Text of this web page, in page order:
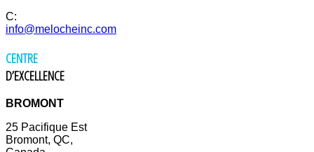
C:
info@melocheinc.com
CENTRE
D’EXCELLENCE
BROMONT
25 Pacifique Est
Bromont, QC,